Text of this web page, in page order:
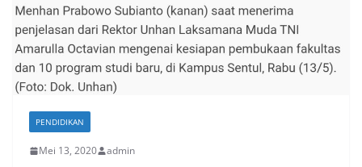
PENDIDIKAN
Mei 13, 2020 admin